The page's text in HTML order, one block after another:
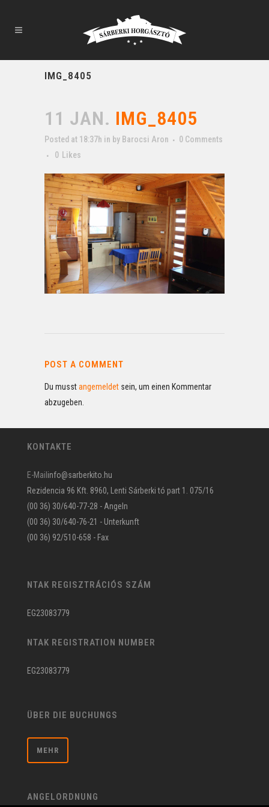
IMG_8405
11 JAN. IMG_8405
Posted at 18:37h in by Barocsi Aron
0 Comments
0
Likes
POST A COMMENT
Du musstangemeldet sein, um einen Kommentar
abzugeben.
KONTAKTE
E-Mail info@sarberkito.hu
Rezidencia 96 Kft. 8960, Lenti Sárberki tó part 1. 075/16
(00 36) 30/640-77-28 - Angeln
(00 36) 30/640-76-21 - Unterkunft
(00 36) 92/510-658 - Fax
NTAK REGISZTRÁCIÓS SZÁM
EG23083779
NTAK REGISTRATION NUMBER
EG23083779
ÜBER DIE BUCHUNGS
MEHR
ANGELORDNUNG